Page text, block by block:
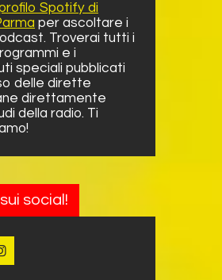
Spotify di
per ascoltare i
Troverai tutti i
e i
speciali pubblicati
delle dirette
direttamente
della radio. Ti
social!